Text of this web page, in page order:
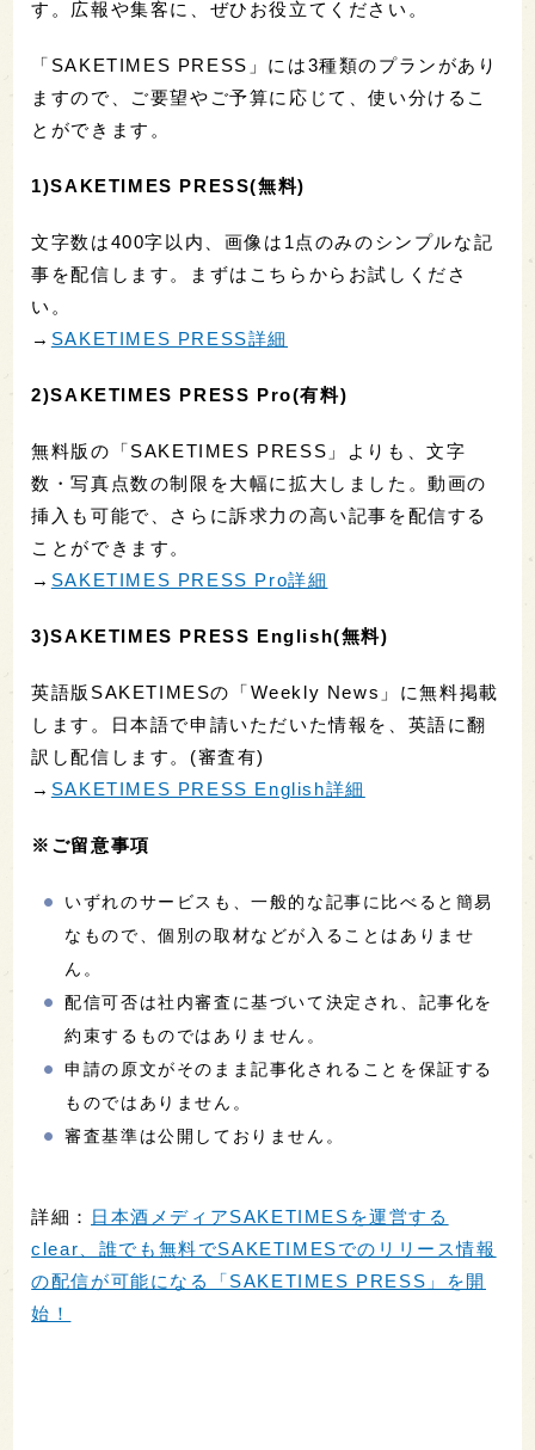
す。広報や集客に、ぜひお役立てください。
「SAKETIMES PRESS」には3種類のプランがあり
ますので、ご要望やご予算に応じて、使い分けるこ
とができます。
1)SAKETIMES PRESS(無料)
文字数は400字以内、画像は1点のみのシンプルな記
事を配信します。まずはこちらからお試しくださ
い。
→ SAKETIMES PRESS詳細
2)SAKETIMES PRESS Pro(有料)
無料版の「SAKETIMES PRESS」よりも、文字
数・写真点数の制限を大幅に拡大しました。動画の
挿入も可能で、さらに訴求力の高い記事を配信する
ことができます。
→ SAKETIMES PRESS Pro詳細
3)SAKETIMES PRESS English(無料)
英語版SAKETIMESの「Weekly News」に無料掲載
します。日本語で申請いただいた情報を、英語に翻
訳し配信します。(審査有)
→ SAKETIMES PRESS English詳細
※ご留意事項
いずれのサービスも、一般的な記事に比べると簡易
なもので、個別の取材などが入ることはありませ
ん。
配信可否は社内審査に基づいて決定され、記事化を
約束するものではありません。
申請の原文がそのまま記事化されることを保証する
ものではありません。
審査基準は公開しておりません。
詳細：
日本酒メディアSAKETIMESを運営する
clear、誰でも無料でSAKETIMESでのリリース情報
の配信が可能になる「SAKETIMES PRESS」を開
始！